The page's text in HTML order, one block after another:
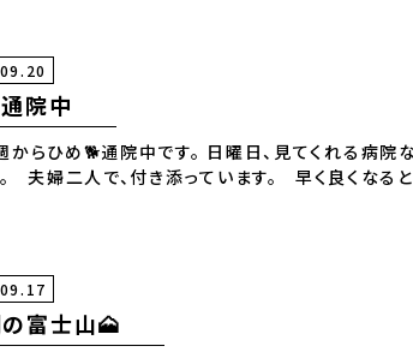
院中
からひめ🐕通院中です。 日曜日、見てくれる病院
夫婦二人で、付き添っています。 早く良くなると
富士山🗻